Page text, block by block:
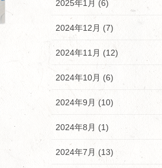
2025年1月 (6)
2024年12月 (7)
2024年11月 (12)
2024年10月 (6)
2024年9月 (10)
2024年8月 (1)
2024年7月 (13)